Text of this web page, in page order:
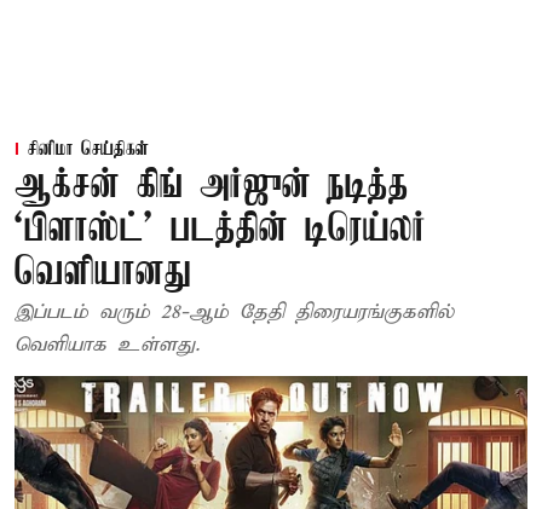
சினிமா செய்திகள்
ஆக்சன் கிங் அர்ஜுன் நடித்த
‘பிளாஸ்ட்’ படத்தின் டிரெய்லர்
வெளியானது
இப்படம் வரும் 28-ஆம் தேதி திரையரங்குகளில்
வெளியாக உள்ளது.